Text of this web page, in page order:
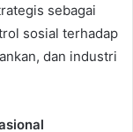
sebagai
sosial terhadap
dan industri